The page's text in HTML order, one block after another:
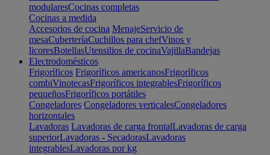
modularesCocinas completas
Cocinas a medida
Accesorios de cocina MenajeServicio de
mesaCuberteríaCuchillos para chefVinos y
licoresBotellasUtensilios de cocinaVajillaBandejas
Electrodomésticos
Frigoríficos Frigoríficos americanosFrigoríficos
combiVinotecasFrigoríficos integrablesFrigoríficos
pequeñosFrigoríficos portátiles
Congeladores Congeladores verticalesCongeladores
horizontales
Lavadoras Lavadoras de carga frontalLavadoras de carga
superiorLavadoras - SecadorasLavadoras
integrablesLavadoras por kg